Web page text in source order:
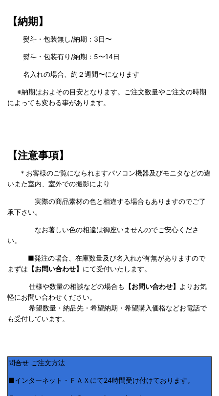
【納期】
熨斗・包装無し/納期：3日〜
熨斗・包装有り/納期：5〜14日
名入れの場合、約２週間〜になります
※納期はおよその目安となります。ご注文数量やご注文の時期
によっても変わる事があります。
【注意事項】
＊お客様のご覧になられますパソコン機器及びモニタなどの違
いまた室内、室外での撮影により
実際の商品素材の色と相違する場合もありますのでご了
承下さい。
なお著しい色の相違は御座いませんのでご安心くださ
い。
■発注の場合、在庫数量及び名入れが有無がありますので
まずは 【お問い合わせ】 にて受付いたします。
仕様や数量の相談などの場合も 【お問い合わせ】
よりお気
軽にお問い合わせください。
希望数量・納品先・希望納期・希望購入価格などお電話で
も受付しています。
問合せ ご注文方法
■インターネット・ＦＡＸにて24時間受け付けております。